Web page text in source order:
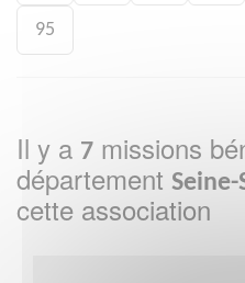
95
Il y a 7 missions
département
cette association